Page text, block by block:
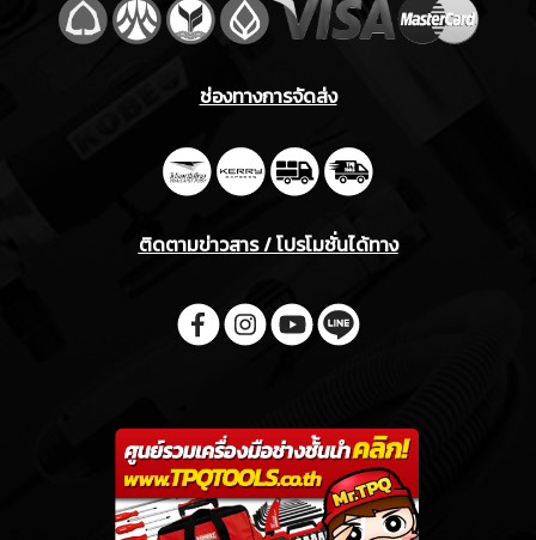
ช่องทางการจัดส่ง
ติดตามข่าวสาร / โปรโมชั่นได้ทาง